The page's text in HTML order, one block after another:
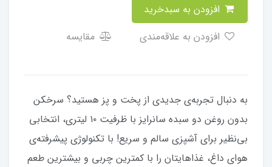
مقایسه
به دنبال تجربه‌ی جدیدی از پخت و پز هستید؟ سرخکن
بدون روغن دو سبده سانرایز با ظرفیت ۱۰ لیتری، انتخابی
بی‌نظیر برای آشپزی سالم و سریع! با تکنولوژی پیشرفته‌ی
هوای داغ، غذاهایتان را با کمترین چربی و بیشترین طعم